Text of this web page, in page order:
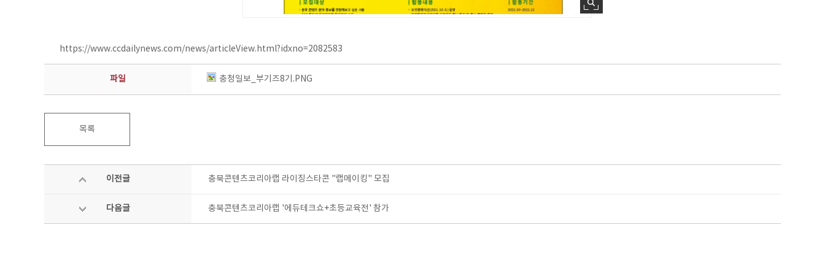
https://www.ccdailynews.com/news/articleView.html?idxno=2082583
파일 충청일보_부기즈8기.PNG
목록
이전글 충북콘텐츠코리아랩 라이징스타콘 "랩메이킹" 모집
다음글 충북콘텐츠코리아랩 '에듀테크쇼+초등교육전' 참가